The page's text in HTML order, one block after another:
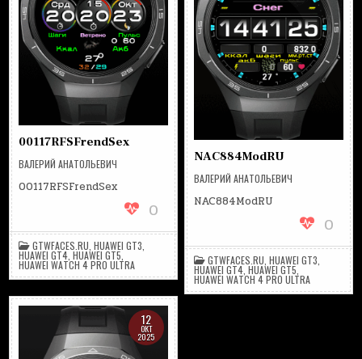
00117RFSFrendSex
ВАЛЕРИЙ АНАТОЛЬЕВИЧ
00117RFSFrendSex
0
GTWFACES.RU,HUAWEI GT3,
HUAWEI GT4,HUAWEI GT5,
HUAWEI WATCH 4 PRO ULTRA
NAC884ModRU
ВАЛЕРИЙ АНАТОЛЬЕВИЧ
NAC884ModRU
0
GTWFACES.RU ,HUAWEI GT3
HUAWEI GT4 ,HUAWEI GT5
HUAWEI WATCH 4 PRO ULTRA
12
ОКТ
2025